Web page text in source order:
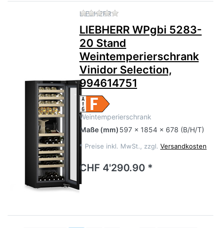
LIEBHERR Zu diesem Produkt liegen
LIEBHERR WPgbi 5283-
20 Stand
Weintemperierschrank
Vinidor Selection,
994614751
Weintemperierschrank
Maße (mm) 597 x 1854 x 678 (B/H/T)
* Preise inkl. MwSt., zzgl. Versandkosten
CHF 4'290.90 *